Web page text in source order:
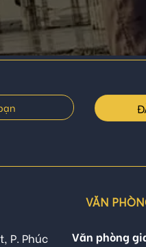
P. Phúc
VĂN
Văn phòng